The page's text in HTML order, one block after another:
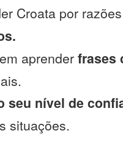
Croata por
aprenderfrases
seu nível de
situações.